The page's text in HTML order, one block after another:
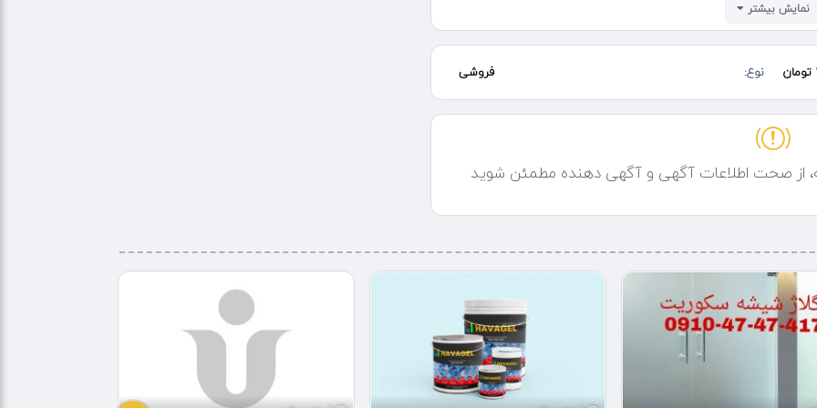
کتبی با فاکتور معتبر
سکوریت ( شیشه میرال )
نمایش بیشتر
نوع: فروشی
از صحت اطلاعات آگهی و آگهی دهنده مطمئن شوید